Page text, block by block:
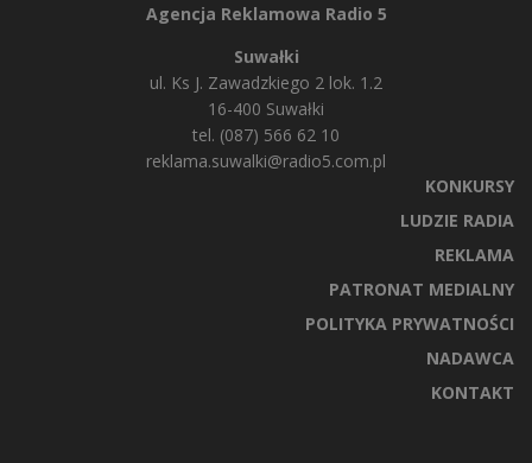
Agencja Reklamowa Radio 5
Suwałki
ul. Ks J. Zawadzkiego 2 lok. 1.2
16-400 Suwałki
tel. (087) 566 62 10
reklama.suwalki@radio5.com.pl
KONKURSY
LUDZIE RADIA
REKLAMA
PATRONAT MEDIALNY
POLITYKA PRYWATNOŚCI
NADAWCA
KONTAKT